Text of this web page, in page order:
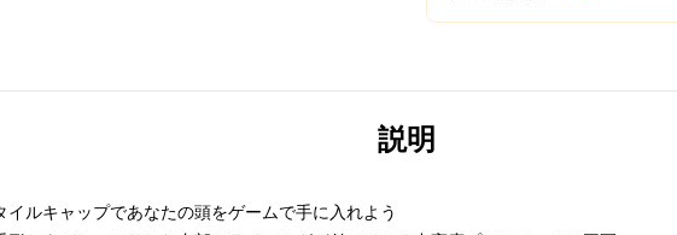
説明
イルキャップであなたの頭をゲームで手に入れよう